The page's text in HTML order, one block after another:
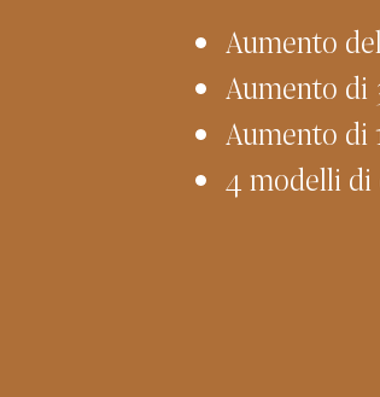
Aumento
Aumento di
Aumento di
4 modelli